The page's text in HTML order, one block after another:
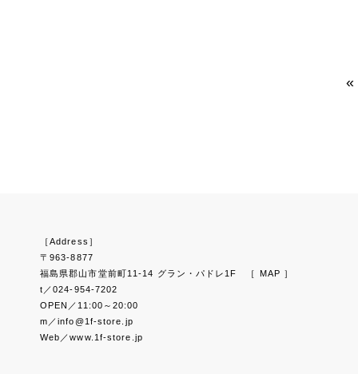
«
［Address］
〒963-8877
福島県郡山市堂前町11-14 グラン・パドレ1F
［ MAP ］
t／024-954-7202
OPEN／11:00～20:00
m／info@1f-store.jp
Web／www.1f-store.jp